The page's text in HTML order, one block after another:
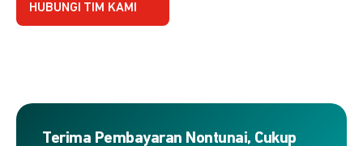
HUBUNGI TIM KAMI
Terima Pembayaran Nontunai, Cukup